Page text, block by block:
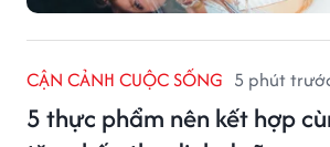
CẬN CẢNH CUỘC SỐNG 5 phút
5 thực phẩm nên kết hợp